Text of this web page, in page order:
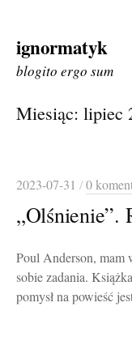
Skip
to
ignormatyk
blogito ergo sum
Miesiąc: lipiec
2023-07-31 /0
„Olśnienie”.
Poul Anderson, mam
sobie zadania.
pomysł na powieść